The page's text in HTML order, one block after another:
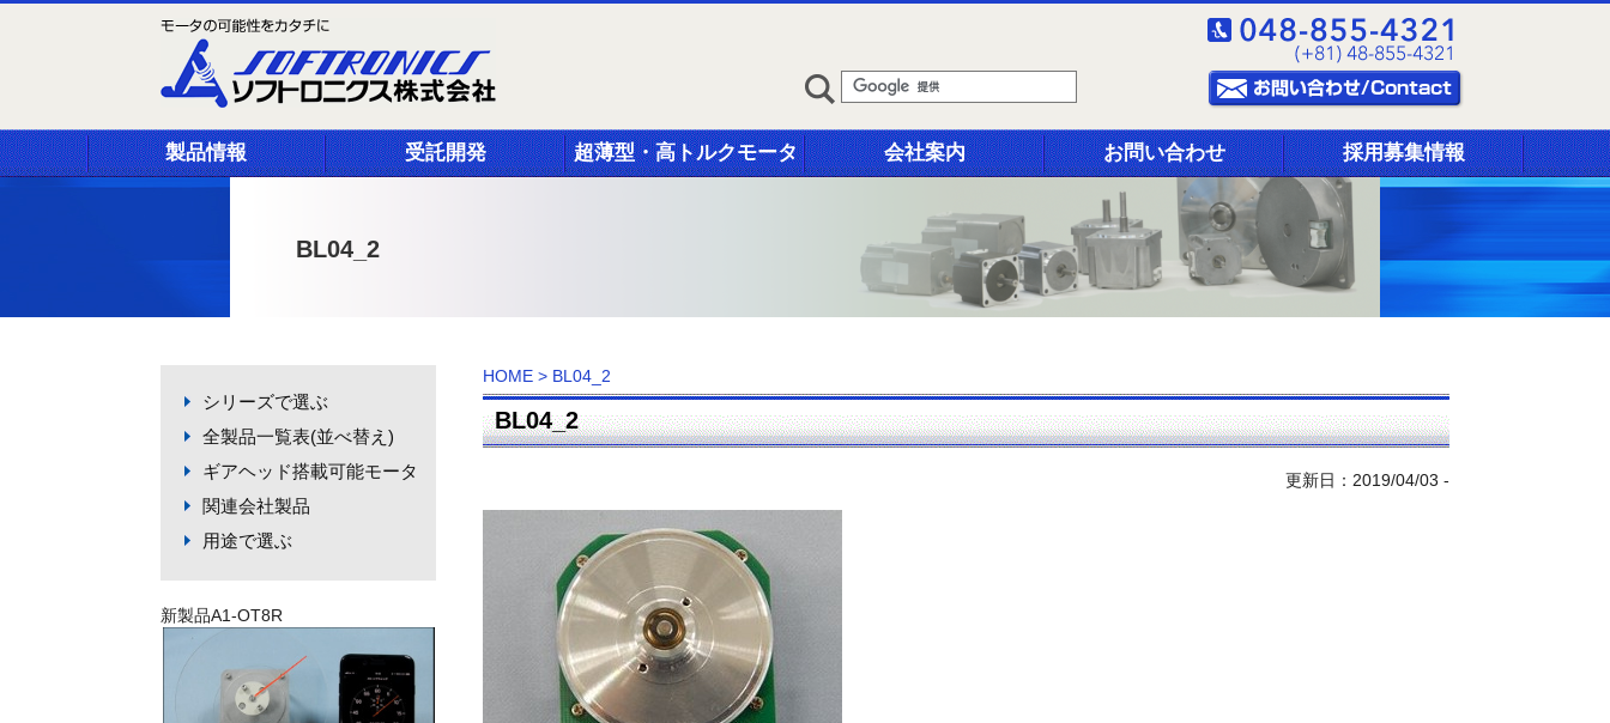
製品情報 受託開発 超薄型・高トルクモータ 会社案内 お問い合わせ 採用募集情報
BL04_2
シリーズで選ぶ
全製品一覧表(並べ替え)
ギアヘッド搭載可能モータ
関連会社製品
用途で選ぶ
新製品A1-OT8R
HOME > BL04_2
BL04_2
更新日：2019/04/03 -